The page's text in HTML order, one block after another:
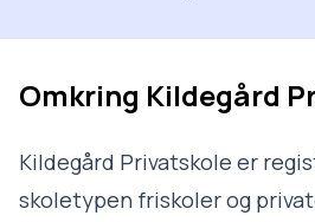
Omkring Kildegård
Kildegård Privatskole er
skoletypen friskoler og